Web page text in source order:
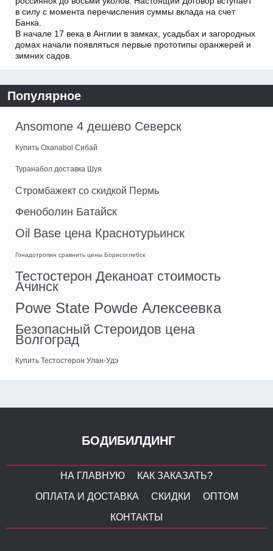
в силу с момента перечисления суммы вклада на счет
Банка.
В начале 17 века в Англии в замках, усадьбах и загородных
домах начали появляться первые прототипы оранжерей и
зимних садов.
Популярное
Ansomone 4 дешево Северск
Купить Oxanabol Сибай
Туранабол доставка Шуя
Стромбажект со скидкой Пермь
Феноболин Батайск
Oil Base цена Краснотурьинск
Гонадотропин сравнить цены Борисоглебск
Тестостерон Деканоат стоимость
Ачинск
Powe State Powde Алексеевка
Безопасный Стероидов цена
Волгоград
Купить Тестостерон Улан-Удэ
БОДИБИЛДИНГ
НА ГЛАВНУЮ
КАК ЗАКАЗАТЬ?
ОПЛАТА И ДОСТАВКА
СКИДКИ
ОПТОМ
КОНТАКТЫ